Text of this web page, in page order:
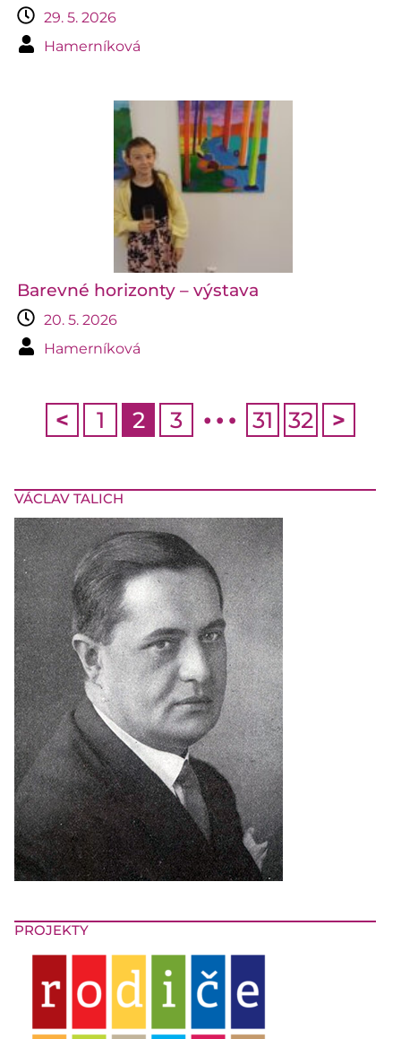
VÁCLAV TALICH
PROJEKTY
29. 5. 2026
Hamerníková
Barevné horizonty – výstava
20. 5. 2026
Hamerníková
< 1 2 3 … 31 32 >